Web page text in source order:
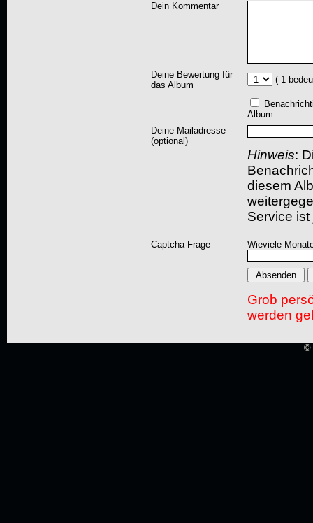
Dein Kommentar
Deine Bewertung für
das Album
(-1
Album.
Deine Mailadresse
(optional)
Hinweis:
diesem
Service
Captcha-Frage Wieviele
Grob
werden
©